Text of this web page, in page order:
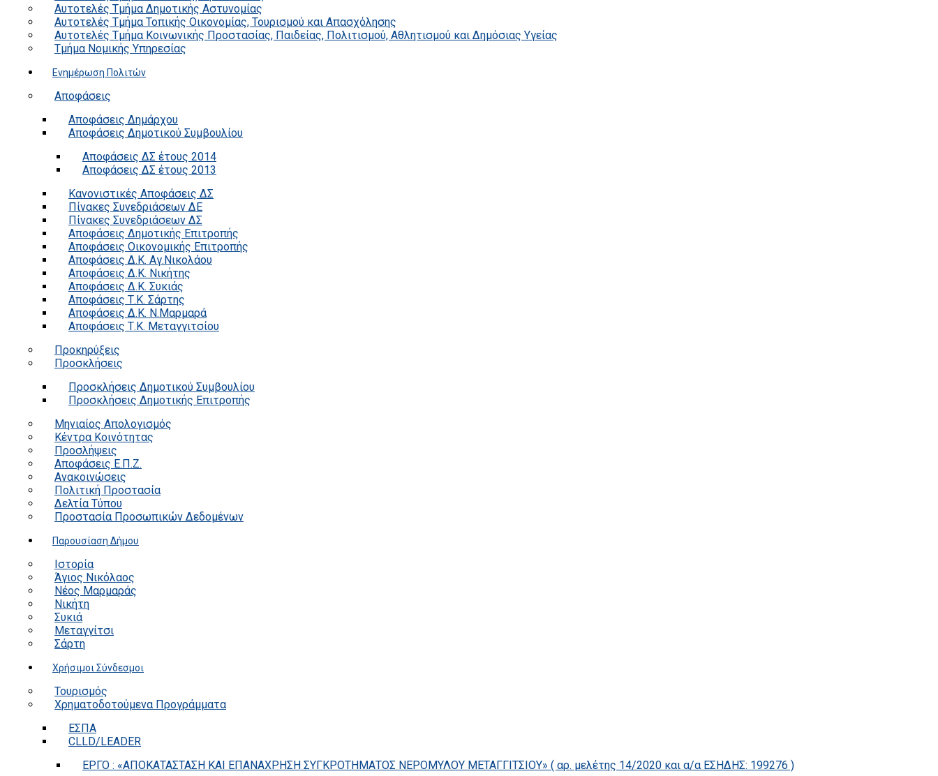
Αυτοτελές Τμήμα Δημοτικής Αστυνομίας
Αυτοτελές Τμήμα Τοπικής Οικονομίας, Τουρισμού και Απασχόλησης
Αυτοτελές Τμήμα Κοινωνικής Προστασίας, Παιδείας, Πολιτισμού, Αθλητισμού και Δημόσιας Υγείας
Τμήμα Νομικής Υπηρεσίας
Ενημέρωση Πολιτών
Αποφάσεις
Αποφάσεις Δημάρχου
Αποφάσεις Δημοτικού Συμβουλίου
Αποφάσεις ΔΣ έτους 2014
Αποφάσεις ΔΣ έτους 2013
Κανονιστικές Αποφάσεις ΔΣ
Πίνακες Συνεδριάσεων ΔΕ
Πίνακες Συνεδριάσεων ΔΣ
Αποφάσεις Δημοτικής Επιτροπής
Αποφάσεις Οικονομικής Επιτροπής
Αποφάσεις Δ.Κ. Αγ.Νικολάου
Αποφάσεις Δ.Κ. Νικήτης
Αποφάσεις Δ.Κ. Συκιάς
Αποφάσεις Τ.Κ. Σάρτης
Αποφάσεις Δ.Κ. Ν.Μαρμαρά
Αποφάσεις Τ.Κ. Μεταγγιτσίου
Προκηρύξεις
Προσκλήσεις
Προσκλήσεις Δημοτικού Συμβουλίου
Προσκλήσεις Δημοτικής Επιτροπής
Μηνιαίος Απολογισμός
Κέντρα Κοινότητας
Προσλήψεις
Αποφάσεις Ε.Π.Ζ.
Ανακοινώσεις
Πολιτική Προστασία
Δελτία Τύπου
Προστασία Προσωπικών Δεδομένων
Παρουσίαση Δήμου
Ιστορία
Άγιος Νικόλαος
Νέος Μαρμαράς
Νικήτη
Συκιά
Μεταγγίτσι
Σάρτη
Χρήσιμοι Σύνδεσμοι
Τουρισμός
Χρηματοδοτούμενα Προγράμματα
ΕΣΠΑ
CLLD/LEADER
ΕΡΓΟ : «ΑΠΟΚΑΤΑΣΤΑΣΗ ΚΑΙ ΕΠΑΝΑΧΡΗΣΗ ΣΥΓΚΡΟΤΗΜΑΤΟΣ ΝΕΡΟΜΥΛΟΥ ΜΕΤΑΓΓΙΤΣΙΟΥ» ( αρ. μελέτης 14/2020 και α/α ΕΣΗΔΗΣ: 199276 )